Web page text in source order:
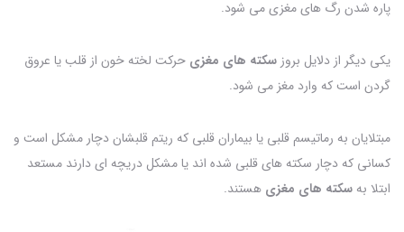
پاره شدن رگ های مغزی می شود.
یکی دیگر از دلایل بروز سکته های مغزی حرکت لخته خون از قلب یا عروق
گردن است که وارد مغز می شود.
مبتلایان به رماتیسم قلبی یا بیماران قلبی که ریتم قلبشان دچار مشکل است و
کسانی که دچار سکته های قلبی شده اند یا مشکل دریچه ای دارند مستعد
ابتلا به سکته های مغزی هستند.